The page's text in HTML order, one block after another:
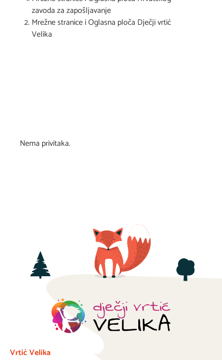
zavoda za zapošljavanje
Mrežne stranice i Oglasna ploča Dječji vrtić
Velika
Nema privitaka.
Vrtić Velika